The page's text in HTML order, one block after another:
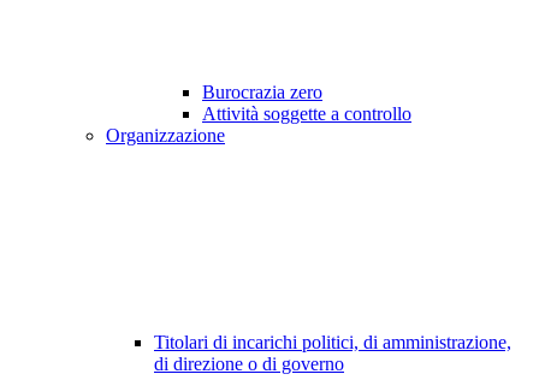
Burocrazia zero
Attività soggette a controllo
Organizzazione
Titolari di incarichi politici, di amministrazione,
di direzione o di governo